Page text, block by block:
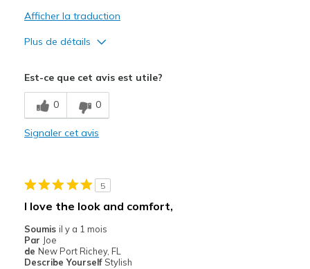
Afficher la traduction
Plus de détails
Stylish
View On Shoes I'm Really Into Shoes
Est-ce que cet avis est utile?
0 0
Signaler cet avis
5
I love the look and comfort,
Soumis il y a 1 mois
Par Joe
de New Port Richey, FL
Describe Yourself Stylish